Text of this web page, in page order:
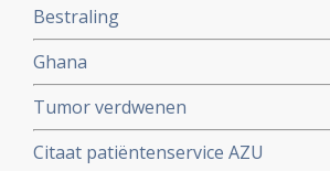
Bestraling
Ghana
Tumor verdwenen
Citaat patiëntenservice AZU